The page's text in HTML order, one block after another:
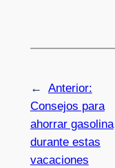
←
Anterior:
Consejos para
ahorrar gasolina
durante estas
vacaciones